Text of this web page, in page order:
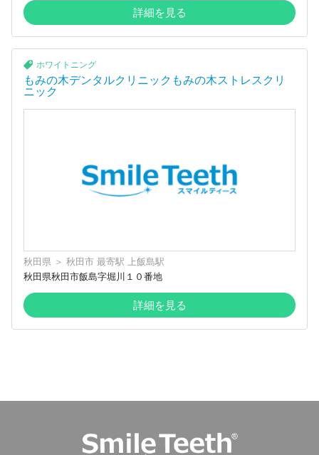
詳細を見る
ホワイトニング
もみの木デンタルクリニックもみの木ストレスクリ
ニック
秋田県 ＞ 秋田市 最寄駅
上飯島駅
秋田県秋田市飯島字堀川１０番地
詳細を見る